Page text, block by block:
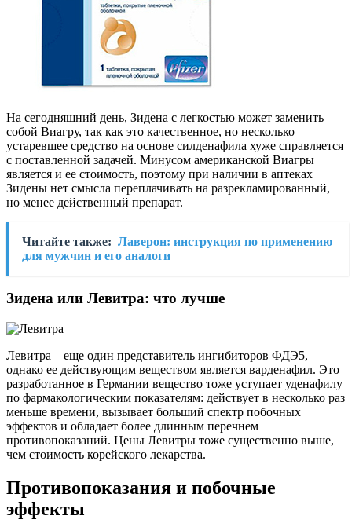
На сегодняшний день, Зидена с легкостью может заменить
собой Виагру, так как это качественное, но несколько
устаревшее средство на основе силденафила хуже справляется
с поставленной задачей. Минусом американской Виагры
является и ее стоимость, поэтому при наличии в аптеках
Зидены нет смысла переплачивать на разрекламированный,
но менее действенный препарат.
Читайте также: Лаверон: инструкция по применению
для мужчин и его аналоги
Зидена или Левитра: что лучше
Левитра – еще один представитель ингибиторов ФДЭ5,
однако ее действующим веществом является варденафил. Это
разработанное в Германии вещество тоже уступает уденафилу
по фармакологическим показателям: действует в несколько раз
меньше времени, вызывает больший спектр побочных
эффектов и обладает более длинным перечнем
противопоказаний. Цены Левитры тоже существенно выше,
чем стоимость корейского лекарства.
Противопоказания и побочные
эффекты